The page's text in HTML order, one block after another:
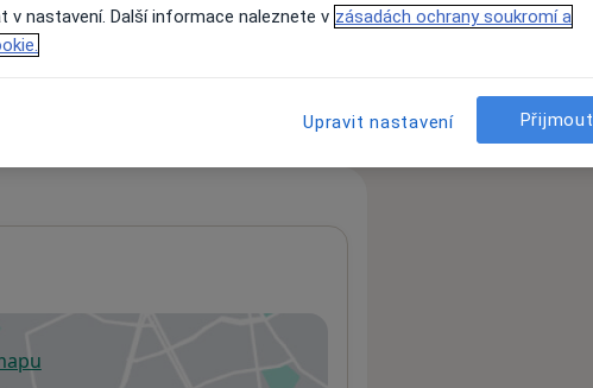
nejsou k dispozici
informace o svých službách.
v nové záložce
v nastavení. Další informace naleznete v zásadách ochrany soukromí a
Upravit nastavení Přijmout